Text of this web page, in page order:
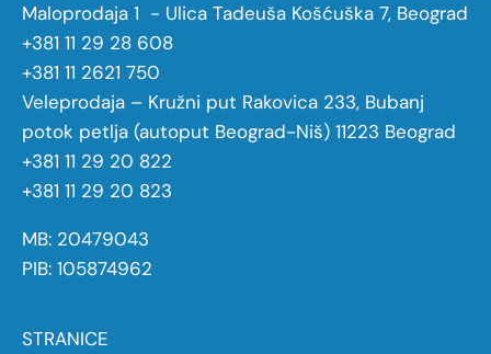
Maloprodaja 1 - Ulica Tadeuša Košćuška 7, Beograd
+381 11 29 28 608
+381 11 2621 750
Veleprodaja – Kružni put Rakovica 233, Bubanj
potok petlja (autoput Beograd-Niš) 11223 Beograd
+381 11 29 20 822
+381 11 29 20 823
MB: 20479043
PIB: 105874962
STRANICE